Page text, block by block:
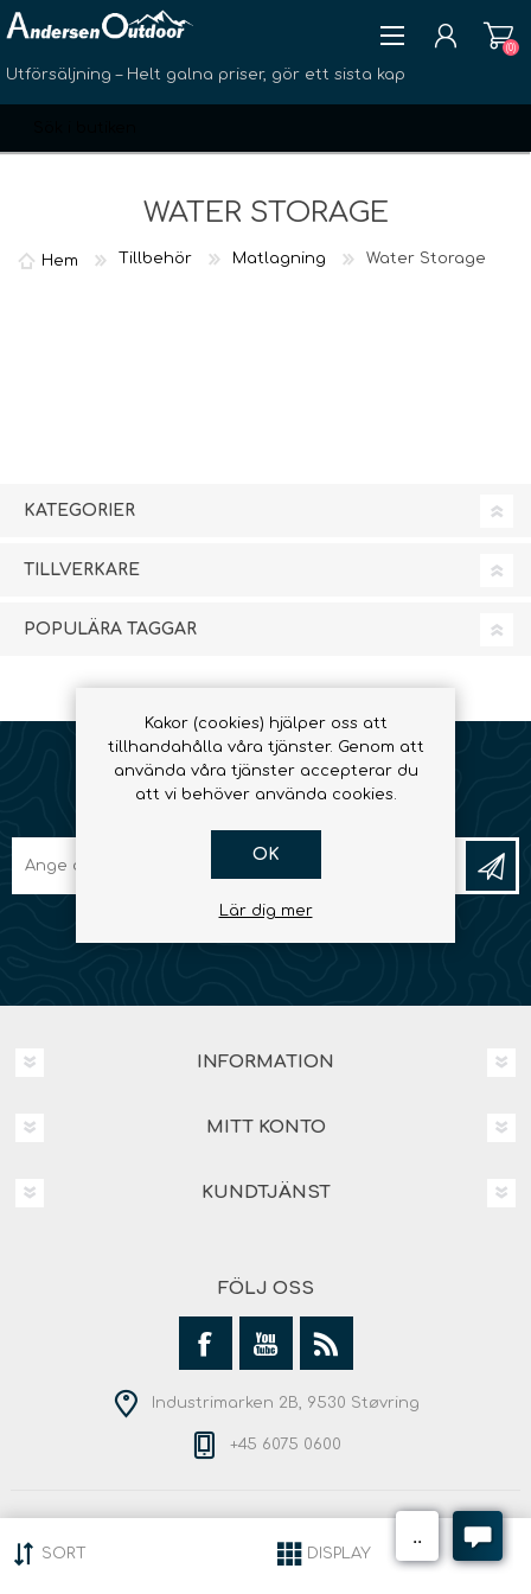
Utförsäljning – Helt galna priser, gör ett sista kap
(0)
WATER STORAGE
Hem Tillbehör Matlagning Water Storage
KATEGORIER
TILLVERKARE
POPULÄRA TAGGAR
NYHETSBREV
INFORMATION
MITT KONTO
KUNDTJÄNST
FÖLJ OSS
Industrimarken 2B, 9530 Støvring
+45 6075 0600
reserverade.
SORT DISPLAY
Kakor (cookies) hjälper oss att
tillhandahålla våra tjänster. Genom att
använda våra tjänster accepterar du
att vi behöver använda cookies.
OK
Lär dig mer